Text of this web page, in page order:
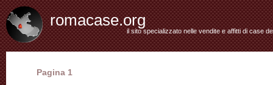
romacase.org
il sito specializzato nelle vendite e affitti di case
Pagina 1